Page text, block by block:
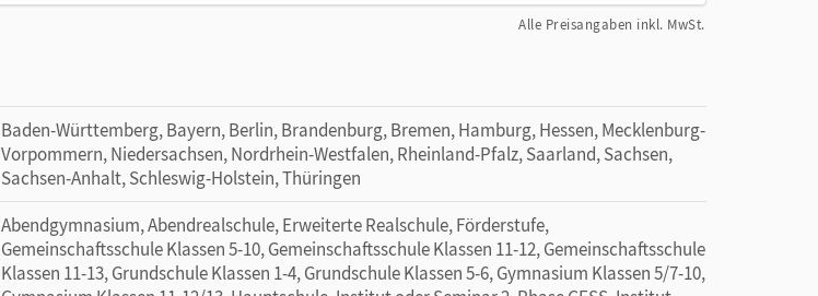
Alle Preisangaben inkl. MwSt.
Baden-Württemberg, Bayern, Berlin, Brandenburg, Bremen, Hamburg, Hessen, Mecklenburg-
Vorpommern, Niedersachsen, Nordrhein-Westfalen, Rheinland-Pfalz, Saarland, Sachsen,
Sachsen-Anhalt, Schleswig-Holstein, Thüringen
Abendgymnasium, Abendrealschule, Erweiterte Realschule, Förderstufe,
Gemeinschaftsschule Klassen 5-10, Gemeinschaftsschule Klassen 11-12, Gemeinschaftsschule
Klassen 11-13, Grundschule Klassen 1-4, Grundschule Klassen 5-6, Gymnasium Klassen 5/7-10,